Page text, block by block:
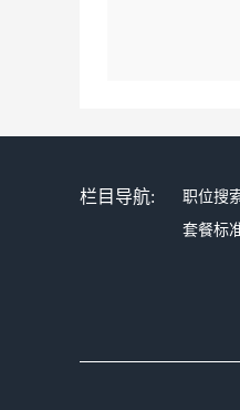
栏目导航: 职位搜
套餐标